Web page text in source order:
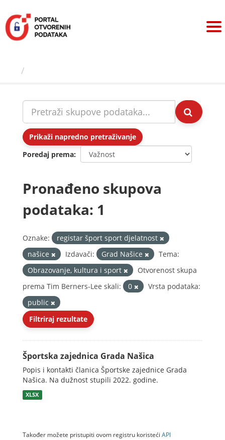
sadržaj
Prikaži napredno pretraživanje
Poredaj prema
Pronađeno skupova
podataka: 1
Oznake:
registar šport sport djelatnost
našice
Izdavači: Grad Našice
Tema:
Obrazovanje, kultura i sport
Otvorenost skupa
prema Tim Berners-Lee skali:
0
Vrsta podataka:
public
Filtriraj rezultate
Športska zajednica Grada Našica
Popis i kontakti članica Športske zajednice Grada
Našica. Na dužnost stupili 2022. godine.
XLSX
Također možete pristupiti ovom registru koristeći API